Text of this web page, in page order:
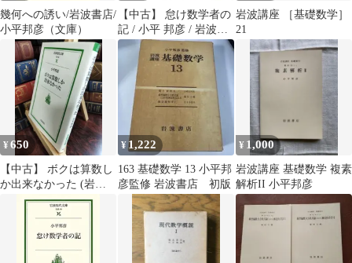
幾何への誘い/岩波書店/
小平邦彦（文庫）
【中古】 怠け数学者の
記 / 小平 邦彦 / 岩波書
店
岩波講座 ［基礎数学］
21
¥650
【中古】 ボクは算数し
か出来なかった (岩波
現代文庫 社会 60) 小平
邦彦 190242
¥1,222
163 基礎数学 13 小平邦
彦監修 岩波書店 初版
¥ 1,000
岩波講座 基礎数学 複素
解析II 小平邦彦